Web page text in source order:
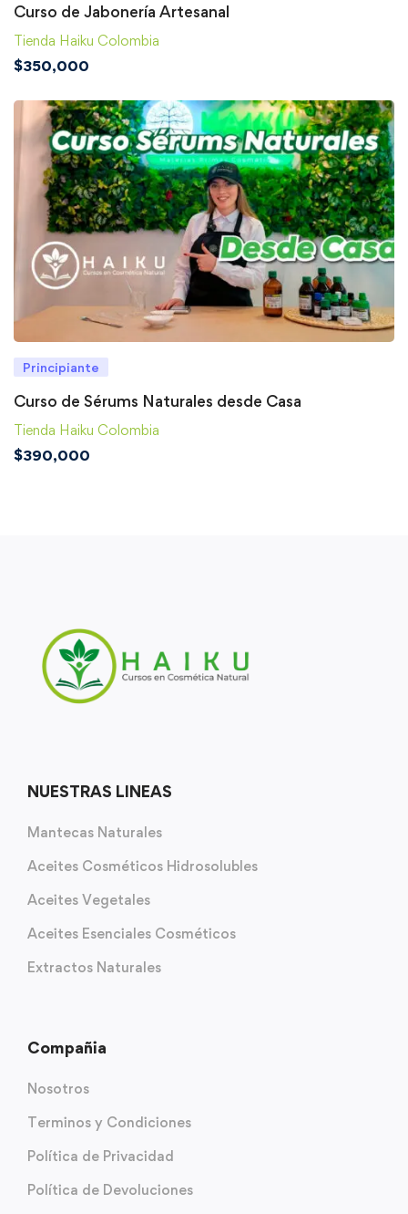
Curso de Jabonería Artesanal
Tienda Haiku Colombia
$350,000
Principiante
Curso de Sérums Naturales desde Casa
Tienda Haiku Colombia
$390,000
NUESTRAS LINEAS
Mantecas Naturales
Aceites Cosméticos Hidrosolubles
Aceites Vegetales
Aceites Esenciales Cosméticos
Extractos Naturales
Compañia
Nosotros
Terminos y Condiciones
Política de Privacidad
Política de Devoluciones